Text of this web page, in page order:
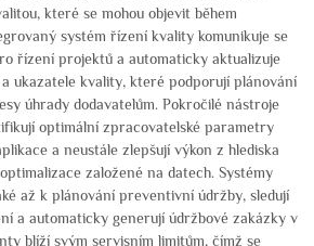
které se mohou objevit během
systém řízení kvality komunikuje se
řízení projektů a automaticky aktualizuje
ukazatele kvality, které podporují plánování
úhrady dodavatelům. Pokročilé nástroje
optimální zpracovatelské parametry
a neustále zlepšují výkon z hlediska
založené na datech. Systémy
až k plánování preventivní údržby, sledují
a automaticky generují údržbové zakázky v
blíží svým servisním limitům, čímž se